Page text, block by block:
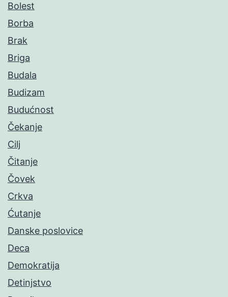
Bolest
Borba
Brak
Briga
Budala
Budizam
Budućnost
Čekanje
Cilj
Čitanje
Čovek
Crkva
Ćutanje
Danske poslovice
Deca
Demokratija
Detinjstvo